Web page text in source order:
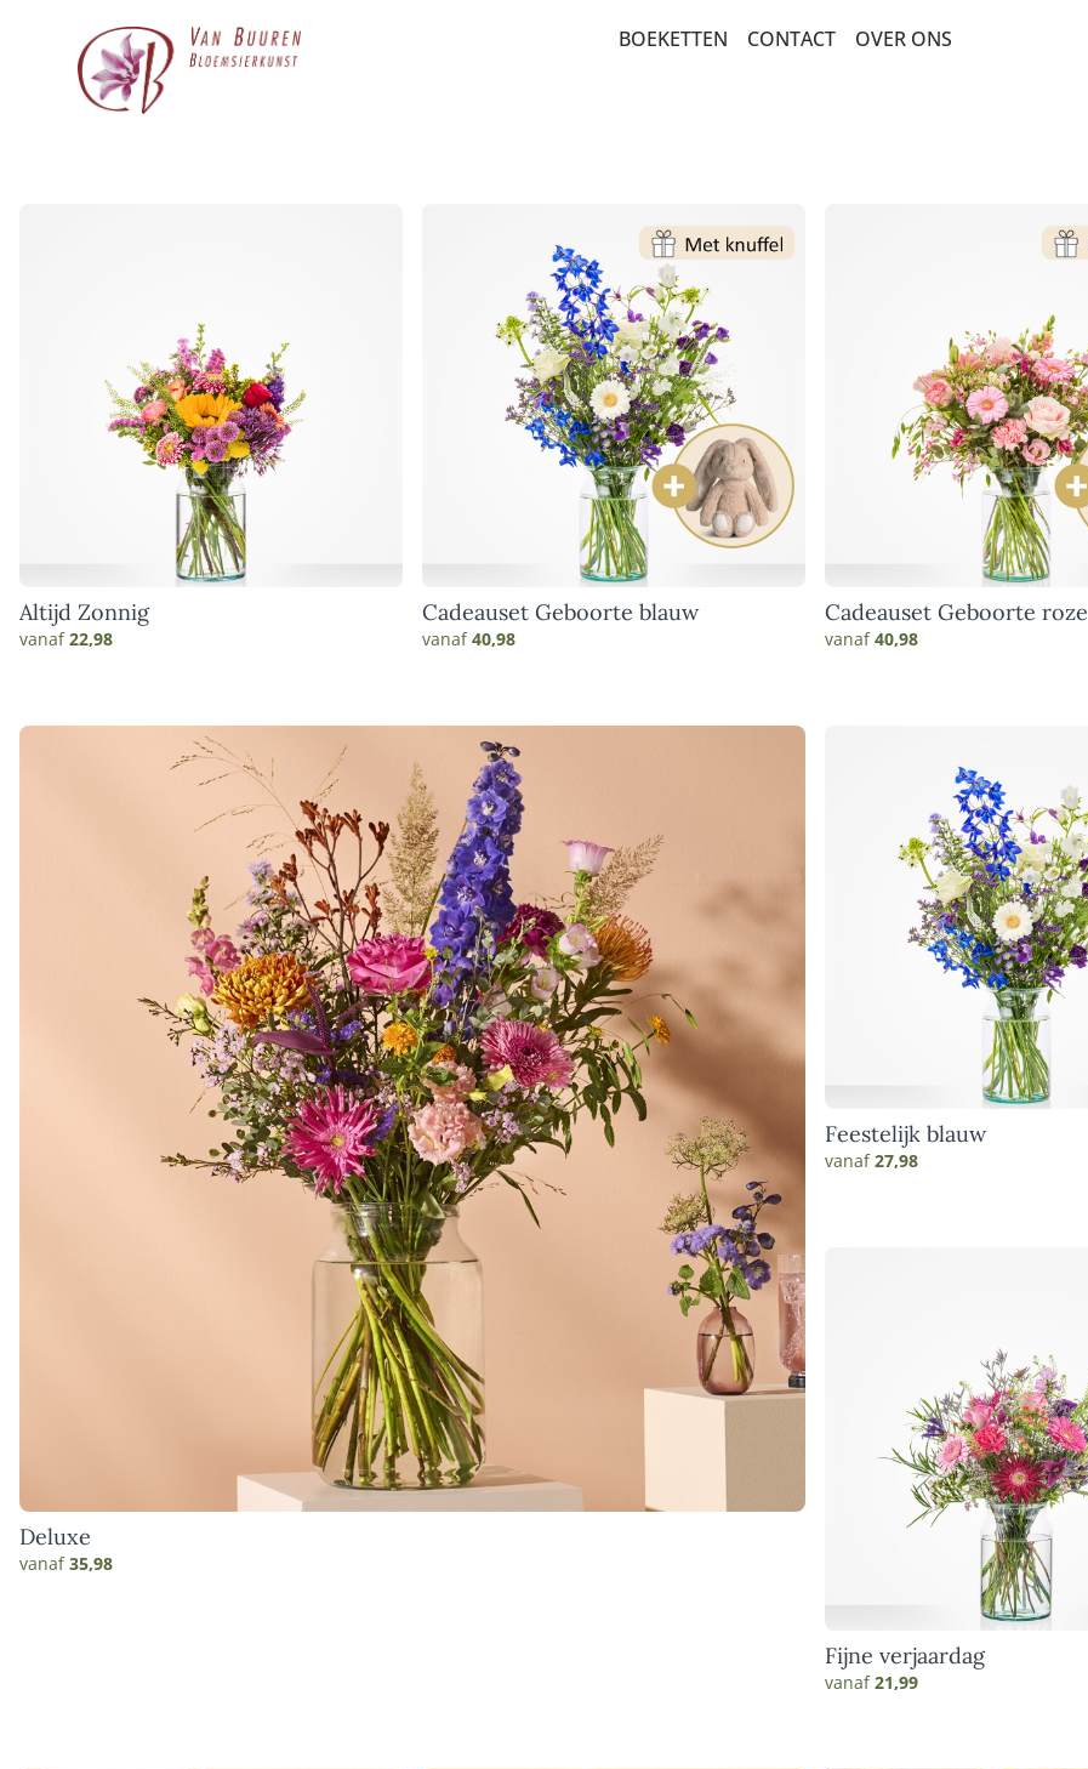
BOEKETTEN
POPULAIRE BOEKETTEN
ROUW EN CONDOLEANCE
ROZEN
VERJAARDAG EN FELICITATIE
SEIZOENSBOEKETTEN
BETERSCHAP EN STERKTE
CONTACT OVER ONS
Altijd Zonnig
vanaf22,98
Cadeauset Geboorte blauw
vanaf40,98
Cadeauset Geboorte roze
vanaf40,98
Deluxe
vanaf35,98
Feestelijk blauw
vanaf27,98
Fijne verjaardag
vanaf21,99